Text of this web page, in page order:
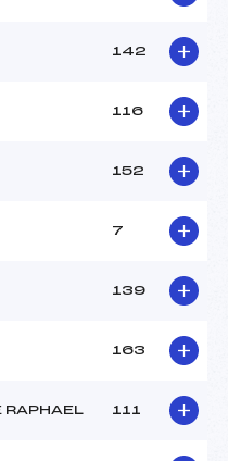
142
116
152
7
139
163
RAPHAEL 111